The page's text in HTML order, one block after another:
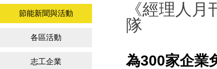
節能新聞與活動
各區活動
志工企業
《經理人
隊
為300家企業